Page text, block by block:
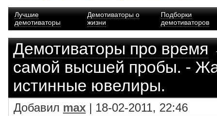
Лучшие
демотиваторы
Демотиваторы о
жизни
Подборки
демотиваторов
Демотиваторы про время
самой высшей пробы. -
истинные ювелиры.
Добавил max | 18-02-2011, 22:46